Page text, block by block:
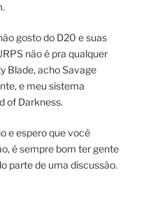
gosto do D20 e suas
não é pra qualquer
Blade, acho Savage
e meu sistema
of Darkness.
e espero que você
é sempre bom ter gente
parte de uma discussão.